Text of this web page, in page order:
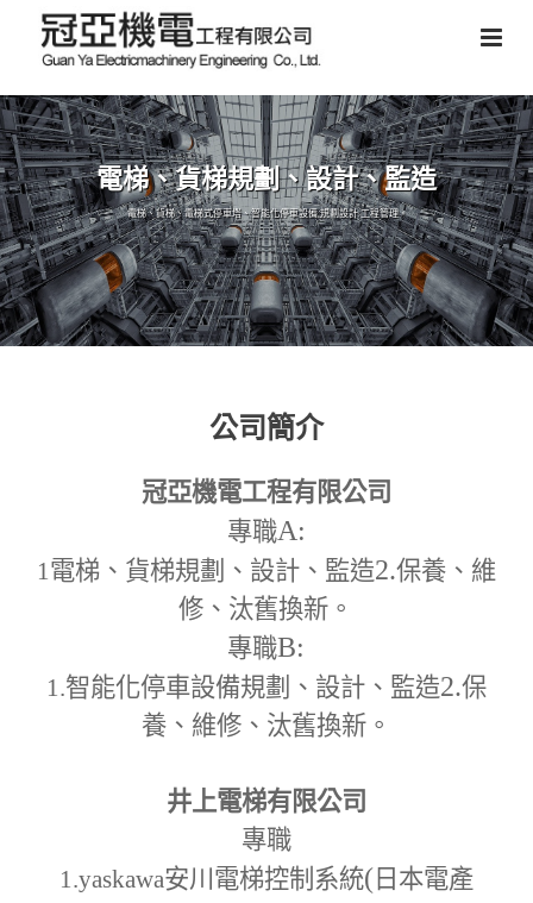
電梯、貨梯規劃、設計、監造
電梯、貨梯、電梯式停車塔、智能化停車設備,規劃設計,工程管理。
公司簡介
冠亞機電工程有限公司
專職A:
1電梯、貨梯規劃、設計、監造2.保養、維
修、汰舊換新。
專職B:
1.智能化停車設備規劃、設計、監造2.保
養、維修、汰舊換新。
井上電梯有限公司
專職
1.yaskawa安川電梯控制系統( 日本電產